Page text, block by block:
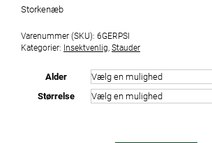
Storkenæb
Varenummer (SKU): 6GERPSI
Kategorier: Insektvenlig Stauder
Alder
Størrelse